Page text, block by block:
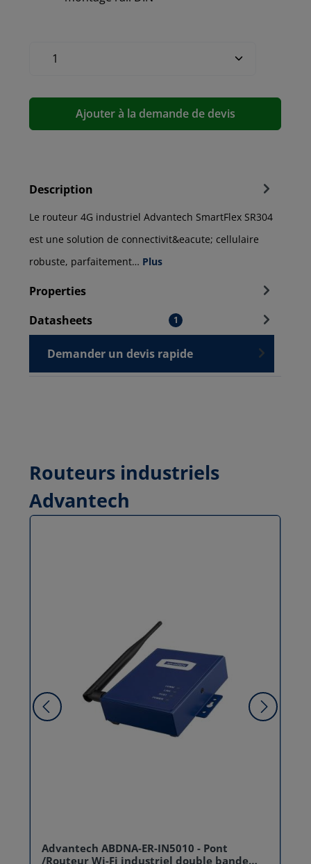
Ajouter à la demande de devis
Description
Le routeur 4G industriel Advantech SmartFlex SR304
est une solution de connectivit&eacute; cellulaire
robuste, parfaitement… Plus
Properties
Datasheets
1
Demander un devis rapide
Routeurs industriels
Advantech
Advantech ABDNA-ER-IN5010 - Pont
/Routeur Wi-Fi industriel double bande